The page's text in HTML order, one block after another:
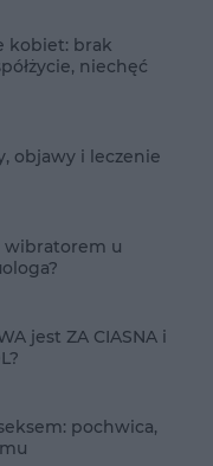
kobiet: brak
niechęć
objawy i leczenie
wibratorem u
jest ZA CIASNA i
pochwica,